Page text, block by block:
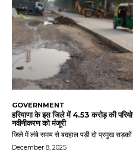
GOVERNMENT
हरियाणा के इस जिले में 4.53 करोड़ की
नवीनीकरण को मंजूरी
जिले में लंबे समय से बदहाल पड़ी दो प्रमुख सड़कों के
December 8, 2025